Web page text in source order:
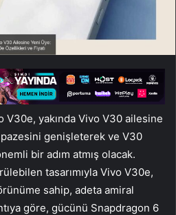
V30e, yakında Vivo V30 ailesine
genişleterek ve V30
bir adım atmış olacak.
tasarımıyla Vivo V30e,
sahip, adeta amiral
göre, gücünü Snapdragon 6